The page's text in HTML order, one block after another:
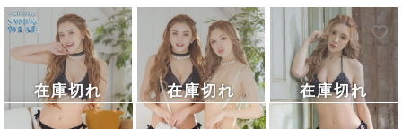
在庫切れ 在庫切れ 在庫切れ